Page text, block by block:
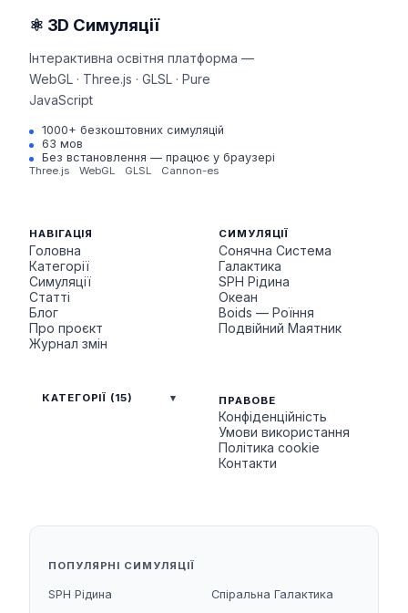
⚛ 3D Симуляції
Інтерактивна освітня платформа —
WebGL · Three.js · GLSL · Pure
JavaScript
1000+ безкоштовних симуляцій
63 мов
Без встановлення — працює у браузері
Three.js WebGL GLSL Cannon-es
НАВІГАЦІЯ
Головна
Категорії
Симуляції
Статті
Блог
Про проєкт
Журнал змін
СИМУЛЯЦІЇ
Сонячна Система
Галактика
SPH Рідина
Океан
Boids — Роїння
Подвійний Маятник
КАТЕГОРІЇ (15) ПРАВОВЕ
Конфіденційність
Умови використання
Політика cookie
Контакти
ПОПУЛЯРНІ СИМУЛЯЦІЇ
SPH Рідина Спіральна Галактика